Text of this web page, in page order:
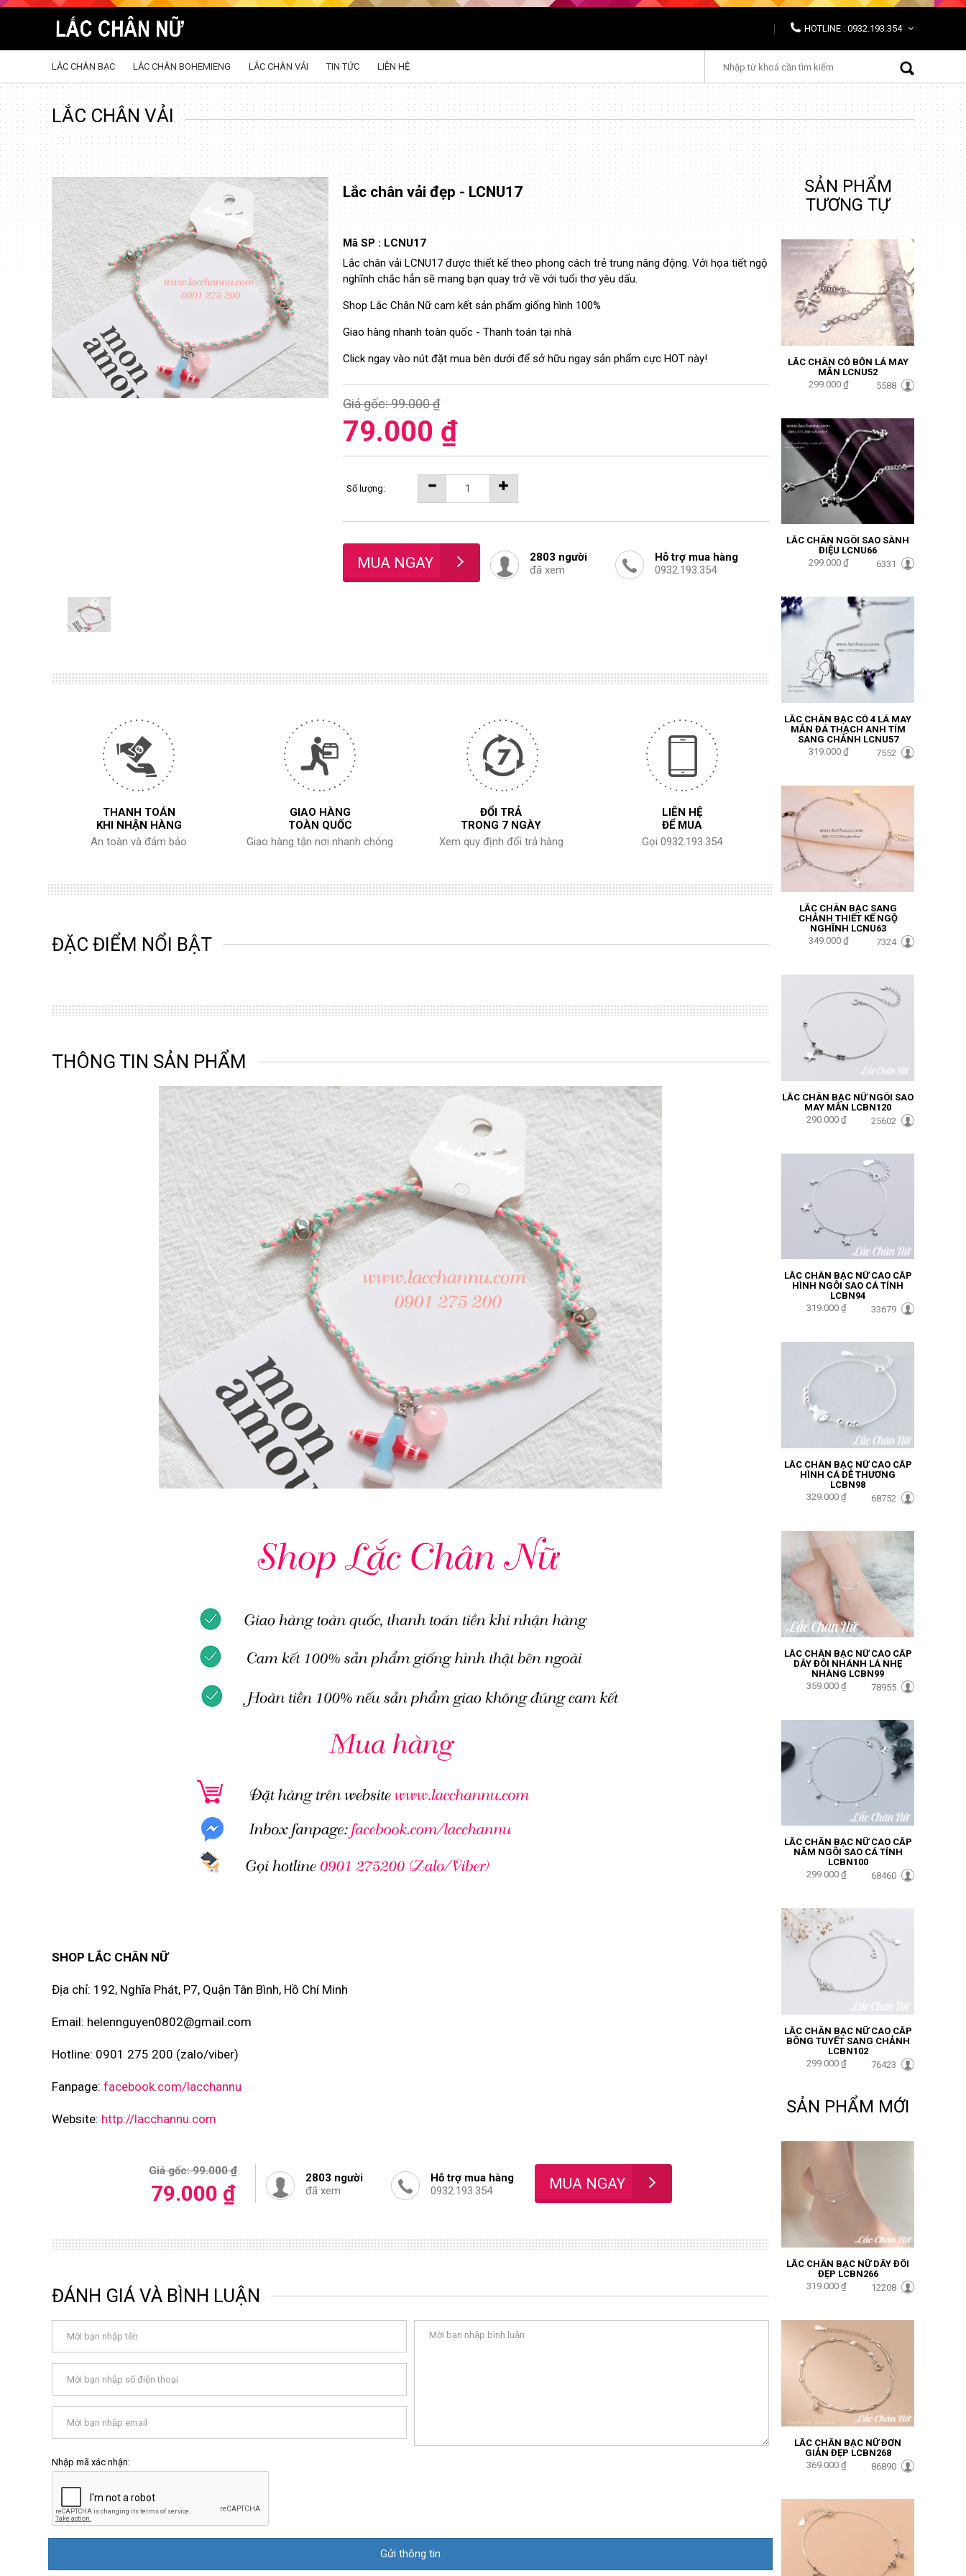
HOTLINE : 0932.193.354
LẮC CHÂN BẠC LẮC CHÂN BOHEMIENG LẮC CHÂN VẢI TIN TỨC LIÊN HỆ
LẮC CHÂN VẢI
Lắc chân vải đẹp - LCNU17
Mã SP : LCNU17
Lắc chân vải LCNU17 được thiết kế theo phong cách trẻ trung năng động. Với họa tiết ngộ
nghĩnh chắc hẳn sẽ mang bạn quay trở về với tuổi thơ yêu dấu.
Shop Lắc Chân Nữ cam kết sản phẩm giống hình 100%
Giao hàng nhanh toàn quốc - Thanh toán tại nhà
Click ngay vào nút đặt mua bên dưới để sở hữu ngay sản phẩm cực HOT này!
Giá gốc:99.000 ₫
79.000 ₫
Số lượng:
2803 người
đã xem
Hỗ trợ mua hàng
0932.193.354
THANH TOÁN
KHI NHẬN HÀNG
An toàn và đảm bảo
GIAO HÀNG
TOÀN QUỐC
Giao hàng tận nơi nhanh chóng
ĐỔI TRẢ
TRONG 7 NGÀY
Xem quy định đổi trả hàng
LIÊN HỆ
ĐỂ MUA
Gọi 0932.193.354
ĐẶC ĐIỂM NỔI BẬT
THÔNG TIN SẢN PHẨM
SHOP LẮC CHÂN NỮ
Địa chỉ: 192, Nghĩa Phát, P7, Quận Tân Bình, Hồ Chí Minh
Email: helennguyen0802@gmail.com
Hotline: 0901 275 200 (zalo/viber)
Fanpage: facebook.com/lacchannu
Website: http://lacchannu.com
Giá gốc: 99.000 ₫
79.000 ₫
2803 người
đã xem
Hỗ trợ mua hàng
0932.193.354
ĐÁNH GIÁ VÀ BÌNH LUẬN
Nhập mã xác nhận:
SẢN PHẨM
TƯƠNG TỰ
LẮC CHÂN CỎ BỐN LÁ MAY
MẮN LCNU52
299.000 ₫
5588
LẮC CHÂN NGÔI SAO SÀNH
ĐIỆU LCNU66
299.000 ₫
6331
LẮC CHÂN BẠC CỎ 4 LÁ MAY
MẮN ĐÁ THẠCH ANH TÍM
SANG CHẢNH LCNU57
319.000 ₫
7552
LẮC CHÂN BẠC SANG
CHẢNH THIẾT KẾ NGỘ
NGHĨNH LCNU63
349.000 ₫
7324
LẮC CHÂN BẠC NỮ NGÔI SAO
MAY MẮN LCBN120
290.000 ₫
25602
LẮC CHÂN BẠC NỮ CAO CẤP
HÌNH NGÔI SAO CÁ TÍNH
LCBN94
319.000 ₫
33679
LẮC CHÂN BẠC NỮ CAO CẤP
HÌNH CÁ DỄ THƯƠNG
LCBN98
329.000 ₫
68752
LẮC CHÂN BẠC NỮ CAO CẤP
DÂY ĐÔI NHÁNH LÁ NHẸ
NHÀNG LCBN99
359.000 ₫
78955
LẮC CHÂN BẠC NỮ CAO CẤP
NĂM NGÔI SAO CÁ TÍNH
LCBN100
299.000 ₫
68460
LẮC CHÂN BẠC NỮ CAO CẤP
BÔNG TUYẾT SANG CHẢNH
LCBN102
299.000 ₫
76423
SẢN PHẨM MỚI
LẮC CHÂN BẠC NỮ DÂY ĐÔI
ĐẸP LCBN266
319.000 ₫
12208
LẮC CHÂN BẠC NỮ ĐƠN
GIẢN ĐẸP LCBN268
369.000 ₫
86890